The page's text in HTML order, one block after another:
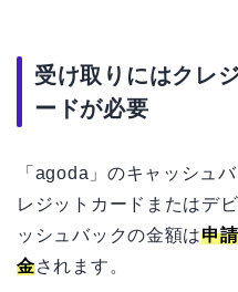
受け取りにはクレ
ードが必要
「agoda」のキャッシュ
レジットカードまたはデ
ッシュバックの金額は申
金されます。